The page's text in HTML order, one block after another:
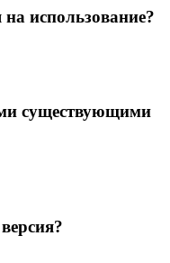
использование?
существующими